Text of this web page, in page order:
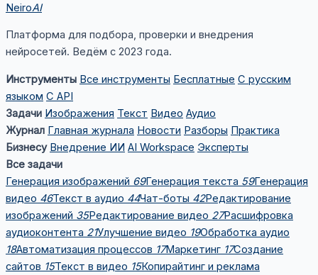
NeiroAI
Платформа для подбора, проверки и внедрения
нейросетей. Ведём с 2023 года.
Инструменты Все инструменты Бесплатные С русским
языком С API
Задачи Изображения Текст Видео Аудио
Журнал Главная журнала Новости Разборы Практика
Бизнесу Внедрение ИИ AI Workspace Эксперты
Все задачи
Генерация изображений 69Генерация текста 59Генерация
видео 46Текст в аудио 44Чат-боты 42Редактирование
изображений 35Редактирование видео 27Расшифровка
аудиоконтента 21Улучшение видео 19Обработка аудио
18Автоматизация процессов 17Маркетинг 17Создание
сайтов 15Текст в видео 15Копирайтинг и реклама